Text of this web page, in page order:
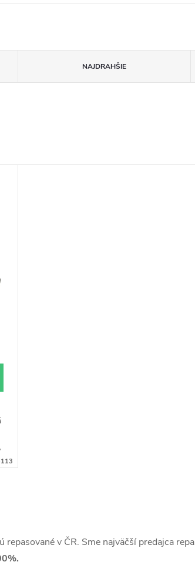
NAJDRAHŠIE
repasované v ČR. Sme najväčší predajca